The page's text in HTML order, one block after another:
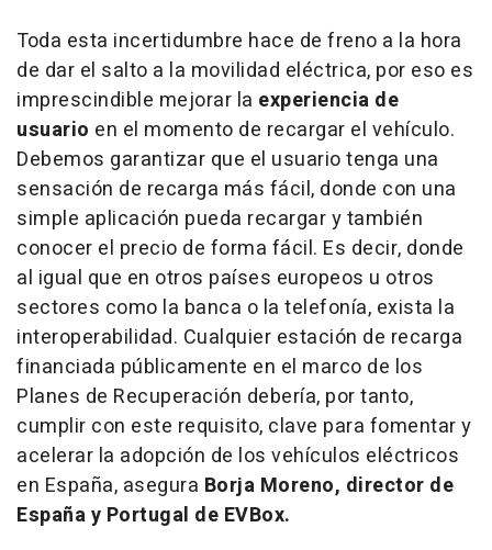
Toda esta incertidumbre hace de freno a la hora
de dar el salto a la movilidad eléctrica, por eso es
imprescindible mejorar la experiencia de
usuario en el momento de recargar el vehículo.
Debemos garantizar que el usuario tenga una
sensación de recarga más fácil, donde con una
simple aplicación pueda recargar y también
conocer el precio de forma fácil. Es decir, donde
al igual que en otros países europeos u otros
sectores como la banca o la telefonía, exista la
interoperabilidad. Cualquier estación de recarga
financiada públicamente en el marco de los
Planes de Recuperación debería, por tanto,
cumplir con este requisito, clave para fomentar y
acelerar la adopción de los vehículos eléctricos
en España, asegura Borja Moreno, director de
España y Portugal de EVBox.